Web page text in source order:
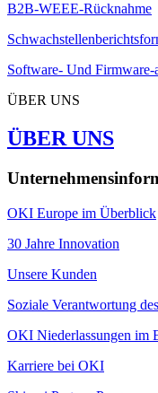
B2B-WEEE-Rücknahme
Software- Und Firmware-
ÜBER UNS
ÜBER UNS
OKI Europe im Überblick
30 Jahre Innovation
Unsere Kunden
Soziale Verantwortung
OKI Niederlassungen im
Karriere bei OKI